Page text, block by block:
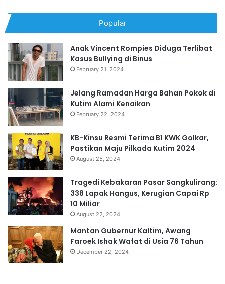
Popular
Anak Vincent Rompies Diduga Terlibat
Kasus Bullying di Binus
February 21, 2024
Jelang Ramadan Harga Bahan Pokok di
Kutim Alami Kenaikan
February 22, 2024
KB-Kinsu Resmi Terima B1 KWK Golkar,
Pastikan Maju Pilkada Kutim 2024
August 25, 2024
Tragedi Kebakaran Pasar Sangkulirang:
338 Lapak Hangus, Kerugian Capai Rp
10 Miliar
August 22, 2024
Mantan Gubernur Kaltim, Awang
Faroek Ishak Wafat di Usia 76 Tahun
December 22, 2024